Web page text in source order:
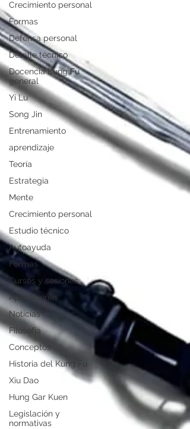
Crecimiento personal
Formas
Defensa personal
Detalle técnico
Docencia Kung Fu
general
Yi Lu
Song Jin
Entrenamiento
aprendizaje
Teoría
Estrategia
Mente
Crecimiento personal
Estudio técnico
Autoayuda
Formas
Cursos y sesiones
Aplicaciones
Noticias
Filosofía
Conceptos
Historia del Kung Fu
Xiu Dao
Hung Gar Kuen
Legislación y
normativas